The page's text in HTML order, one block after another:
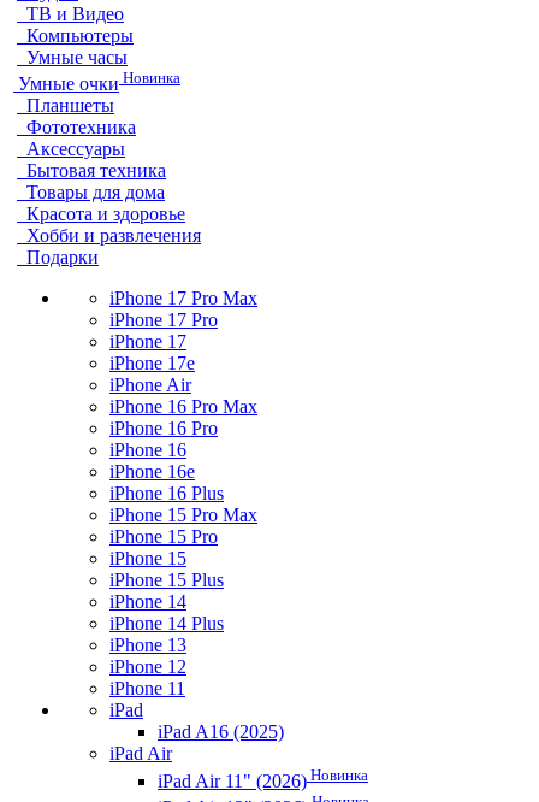
ТВ и Видео
Компьютеры
Умные часы
Умные очки Новинка
Планшеты
Фототехника
Аксессуары
Бытовая техника
Товары для дома
Красота и здоровье
Хобби и развлечения
Подарки
iPhone 17 Pro Max
iPhone 17 Pro
iPhone 17
iPhone 17e
iPhone Air
iPhone 16 Pro Max
iPhone 16 Pro
iPhone 16
iPhone 16e
iPhone 16 Plus
iPhone 15 Pro Max
iPhone 15 Pro
iPhone 15
iPhone 15 Plus
iPhone 14
iPhone 14 Plus
iPhone 13
iPhone 12
iPhone 11
iPad
iPad A16 (2025)
iPad Air
iPad Air 11" (2026) Новинка